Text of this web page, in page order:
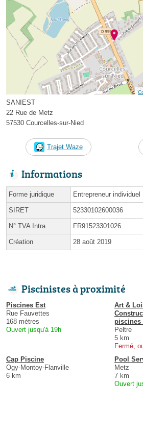
SANIEST
22 Rue de Metz
57530 Courcelles-sur-Nied
Trajet Waze
Informations
Forme juridique Entrepreneur individuel
SIRET 52330102600036
N° TVA Intra. FR91523301026
Création 28 août 2019
Piscinistes à proximité
Piscines Est
Rue Fauvettes
168 mètres
Ouvert jusqu'à 19h
Art &
piscines
Peltre
5 km
Fermé,
Cap Piscine
Ogy-Montoy-Flanville
6 km
Pool
Metz
7 km
Ouvert